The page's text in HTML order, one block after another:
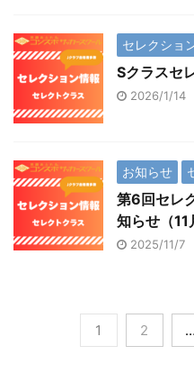
セレクショ
Sクラスセ
2026/1/14
お知らせ
第6回セレ
知らせ（11
2025/11/7
1 2 …